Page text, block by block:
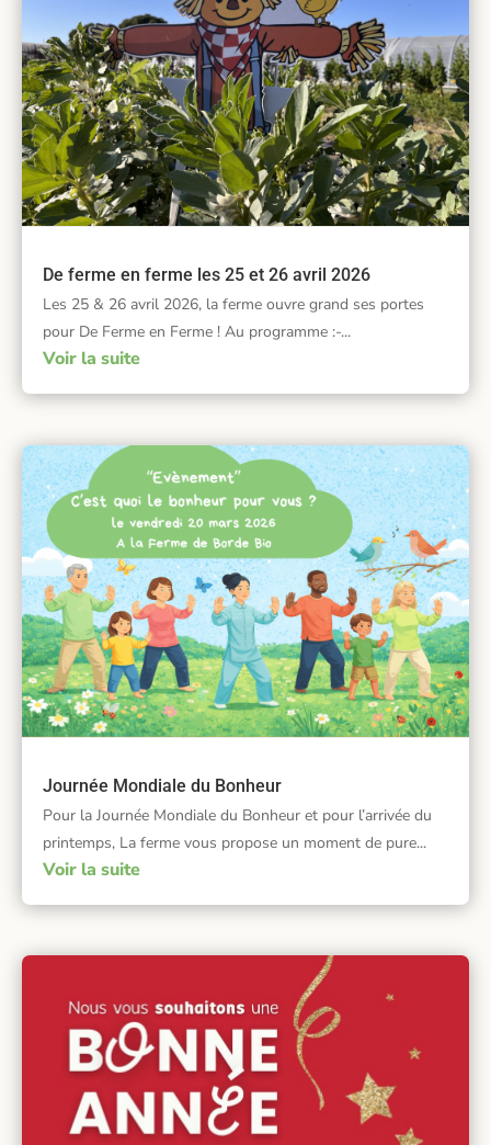
De ferme en ferme les 25 et 26 avril 2026
Les 25 & 26 avril 2026, la ferme ouvre grand ses portes
pour De Ferme en Ferme !‍ Au programme :-...
Voir la suite
Journée Mondiale du Bonheur
Pour la Journée Mondiale du Bonheur et pour l’arrivée du
printemps, La ferme vous propose un moment de pure...
Voir la suite